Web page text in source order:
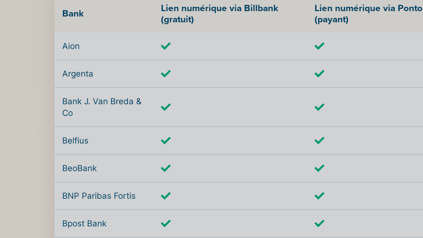
Bank
Lien numérique via Billbank
(gratuit)
Lien numérique via Ponto
(payant)
Aion
Argenta
Bank J. Van Breda &
Co
Belfius
BeoBank
BNP Paribas Fortis
Bpost Bank